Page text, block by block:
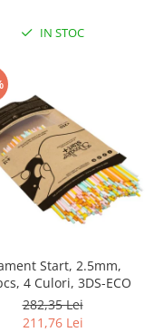
IN STOC
Start, 2.5mm,
4 Culori, 3DS-ECO
282,35 Lei
211,76 Lei